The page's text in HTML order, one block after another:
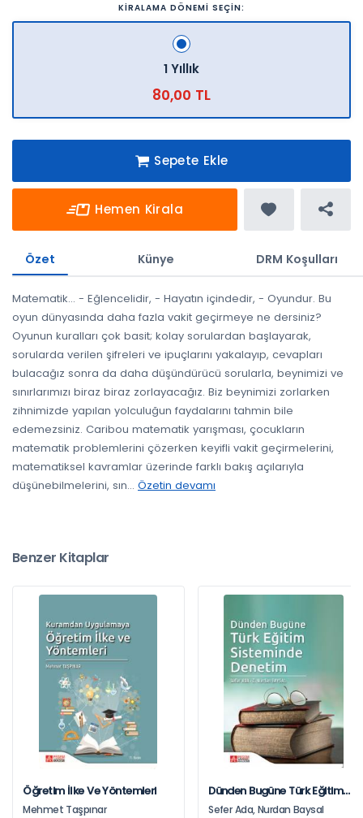
KİRALAMA DÖNEMİ SEÇİN:
1 Yıllık
80,00 TL
Sepete Ekle
Hemen Kirala
Özet Künye DRM Koşulları
Matematik... - Eğlencelidir, - Hayatın içindedir, - Oyundur. Bu
oyun dünyasında daha fazla vakit geçirmeye ne dersiniz?
Oyunun kuralları çok basit; kolay sorulardan başlayarak,
sorularda verilen şifreleri ve ipuçlarını yakalayıp, cevapları
bulacağız sonra da daha düşündürücü sorularla, beynimizi ve
sınırlarımızı biraz biraz zorlayacağız. Biz beynimizi zorlarken
zihnimizde yapılan yolculuğun faydalarını tahmin bile
edemezsiniz. Caribou matematik yarışması, çocukların
matematik problemlerini çözerken keyifli vakit geçirmelerini,
matematiksel kavramlar üzerinde farklı bakış açılarıyla
düşünebilmelerini, sın... Özetin devamı
Benzer Kitaplar
Öğretim İlke Ve Yöntemleri
Mehmet Taşpınar
Dünden Bugüne Türk Eğitim
Sisteminde Denetim
Sefer Ada, Nurdan Baysal